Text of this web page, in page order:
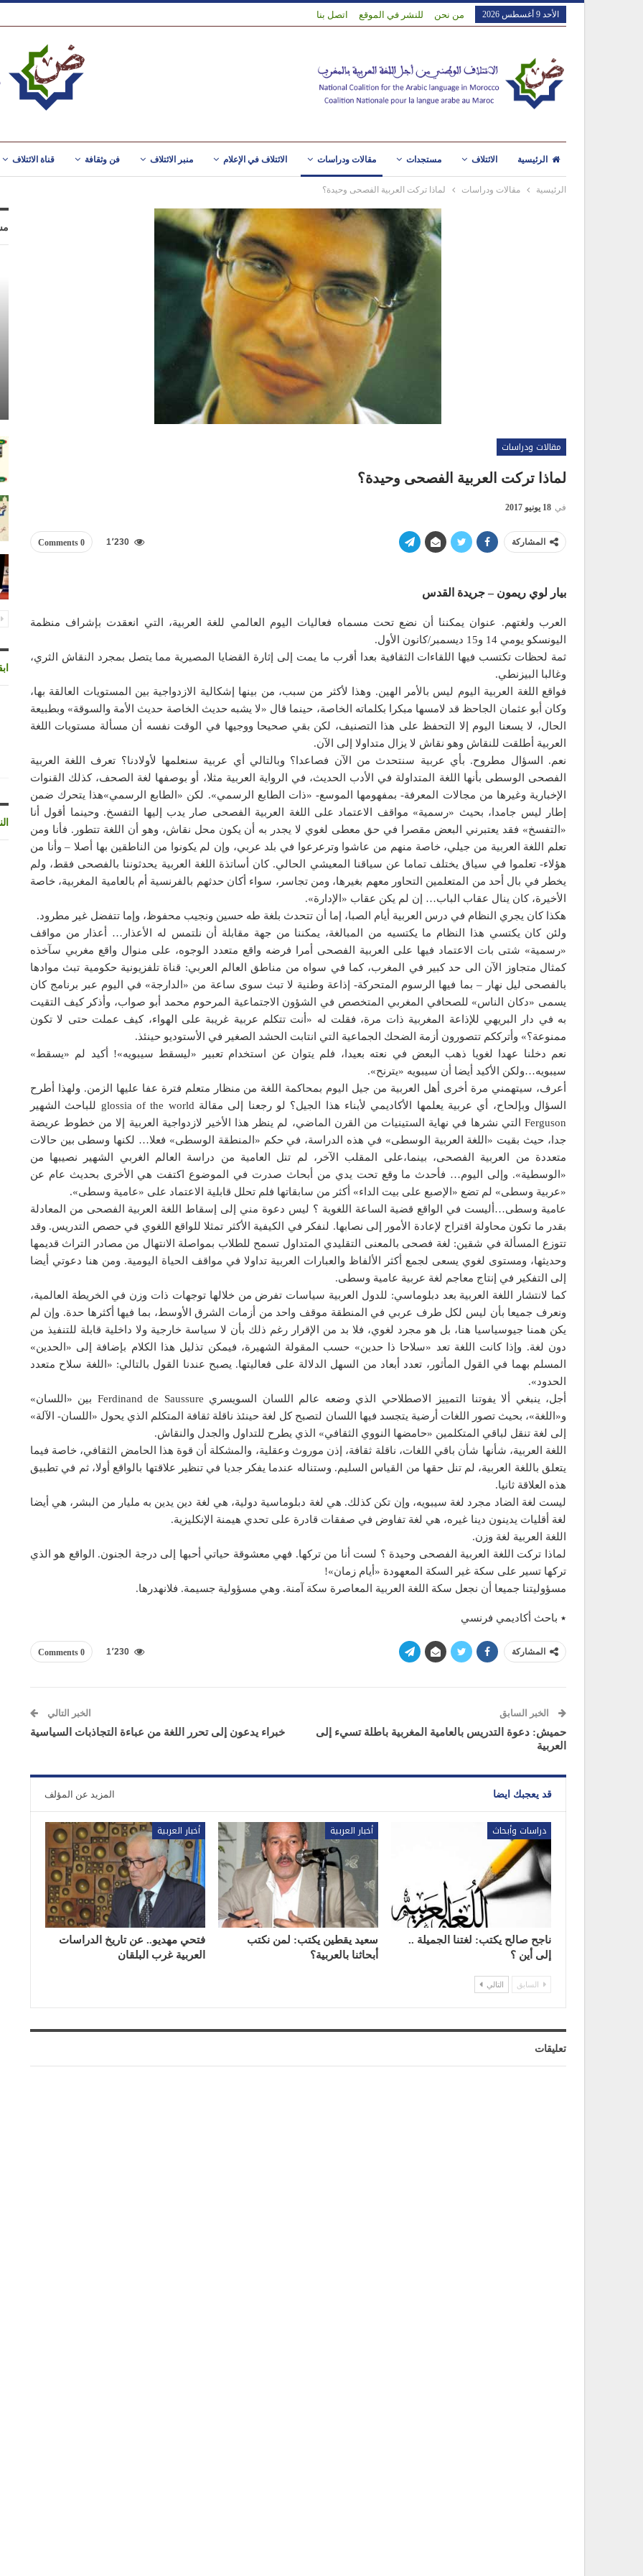
الأحد 9 أغسطس 2026 من نحن للنشر في الموقع اتصل بنا
الرئيسية الائتلاف مستجدات مقالات ودراسات الائتلاف في الإعلام منبر الائتلاف فن وثقافة قناة الائتلاف
الرئيسية مقالات ودراسات لماذا تركت العربية الفصحى وحيدة؟
مقالات ودراسات
لماذا تركت العربية الفصحى وحيدة؟
في 18 يونيو 2017
المشاركة 0 Comments 1٬230
بيار لوي ريمون – جريدة القدس
العرب ولغتهم. عنوان يمكننا أن نضع تحت مسماه فعاليات اليوم العالمي للغة العربية، التي انعقدت بإشراف منظمة
اليونسكو يومي 14 و15 ديسمبر/كانون الأول.
ثمة لحظات تكتسب فيها اللقاءات الثقافية بعدا أقرب ما يمت إلى إثارة القضايا المصيرية مما يتصل بمجرد النقاش الثري،
وغالبا البيزنطي.
فواقع اللغة العربية اليوم ليس بالأمر الهين. وهذا لأكثر من سبب، من بينها إشكالية الازدواجية بين المستويات العالقة بها،
وكان أبو عثمان الجاحظ قد لامسها مبكرا بكلماته الخاصة، حينما قال «لا يشبه حديث الخاصة حديث الأمة والسوقة» وبطبيعة
الحال، لا يسعنا اليوم إلا التحفظ على هذا التصنيف، لكن بقي صحيحا ووجيها في الوقت نفسه أن مسألة مستويات اللغة
العربية أطلقت للنقاش وهو نقاش لا يزال متداولا إلى الآن.
نعم. السؤال مطروح. بأي عربية سنتحدث من الآن فصاعدا؟ وبالتالي أي عربية سنعلمها لأولادنا؟ تعرف اللغة العربية
الفصحى الوسطى بأنها اللغة المتداولة في الأدب الحديث، في الرواية العربية مثلا، أو بوصفها لغة الصحف، كذلك القنوات
الإخبارية وغيرها من مجالات المعرفة- بمفهومها الموسع- «ذات الطابع الرسمي». لكن «الطابع الرسمي»هذا يتحرك ضمن
إطار ليس جامدا، بحيث «رسمية» مواقف الاعتماد على اللغة العربية الفصحى صار يدب إليها التفسخ. وحينما أقول أنا
«التفسخ» فقد يعتبرني البعض مقصرا في حق معطى لغوي لا يجدر به أن يكون محل نقاش، وهو أن اللغة تتطور. فأنا ومن
تعلم اللغة العربية من جيلي، خاصة منهم من عاشوا وترعرعوا في بلد عربي، وإن لم يكونوا من الناطقين بها أصلا – وأنا من
هؤلاء- تعلموا في سياق يختلف تماما عن سياقنا المعيشي الحالي. كان أساتذة اللغة العربية يحدثوننا بالفصحى فقط، ولم
يخطر في بال أحد من المتعلمين التحاور معهم بغيرها، ومن تجاسر، سواء أكان حدثهم بالفرنسية أم بالعامية المغربية، خاصة
الأخيرة، كان ينال عقاب الباب… إن لم يكن عقاب «الإدارة».
هكذا كان يجري النظام في درس العربية أيام الصبا، إما أن تتحدث بلغة طه حسين ونجيب محفوظ، وإما تتفضل غير مطرود.
ولئن كان يكتسي هذا النظام ما يكتسيه من المبالغة، يمكننا من جهة مقابلة أن نلتمس له الأعذار… أعذار من مواقف
«رسمية» شتى بات الاعتماد فيها على العربية الفصحى أمرا فرضه واقع متعدد الوجوه، على منوال واقع مغربي سآخذه
كمثال متجاوز الآن الى حد كبير في المغرب، كما في سواه من مناطق العالم العربي: قناة تلفزيونية حكومية تبث موادها
بالفصحى ليل نهار – بما فيها الرسوم المتحركة- إذاعة وطنية لا تبث سوى ساعة من «الدارجة» في اليوم عبر برنامج كان
يسمى «دكان الناس» للصحافي المغربي المتخصص في الشؤون الاجتماعية المرحوم محمد أبو صواب، وأذكر كيف التقيت
به في دار البريهي للإذاعة المغربية ذات مرة، فقلت له «أنت تتكلم عربية غريبة على الهواء، كيف عملت حتى لا تكون
ممنوعة؟» وأترككم تتصورون أزمة الضحك الجماعية التي انتابت الحشد الصغير في الأستوديو حينئذ.
نعم دخلنا عهدا لغويا ذهب البعض في نعته بعيدا، فلم يتوان عن استخدام تعبير «ليسقط سيبويه»! أكيد لم «يسقط»
سيبويه…ولكن الأكيد أيضا أن سيبويه «يترنح».
أعرف، سيتهمني مرة أخرى أهل العربية من جيل اليوم بمحاكمة اللغة من منظار متعلم فترة عفا عليها الزمن. ولهذا أطرح
السؤال وبإلحاح، أي عربية يعلمها الأكاديمي لأبناء هذا الجيل؟ لو رجعنا إلى مقالة glossia of the world للباحث الشهير
Ferguson التي نشرها في نهاية الستينيات من القرن الماضي، لم ينظر هذا الأخير لازدواجية العربية إلا من خطوط عريضة
جدا، حيث بقيت «اللغة العربية الوسطى» في هذه الدراسة، في حكم «المنطقة الوسطى» فعلا… لكنها وسطى بين حالات
متعددة من العربية الفصحى، بينما،على المقلب الآخر، لم تنل العامية من دراسة العالم الغربي الشهير نصيبها من
«الوسطية». وإلى اليوم… فأحدث ما وقع تحت يدي من أبحاث صدرت في الموضوع اكتفت هي الأخرى بحديث عام عن
«عربية وسطى» لم تضع «الإصبع على بيت الداء» أكثر من سابقاتها فلم تحلل قابلية الاعتماد على «عامية وسطى».
عامية وسطى…أليست في الواقع قضية الساعة اللغوية ؟ ليس دعوة مني إلى إسقاط اللغة العربية الفصحى من المعادلة
بقدر ما تكون محاولة اقتراح لإعادة الأمور إلى نصابها. لنفكر في الكيفية الأكثر تمثلا للواقع اللغوي في حصص التدريس. وقد
تتوزع المسألة في شقين: لغة فصحى بالمعنى التقليدي المتداول تسمح للطلاب بمواصلة الانتهال من مصادر التراث قديمها
وحديثها، ومستوى لغوي يسعى لجمع أكثر الألفاظ والعبارات العربية تداولا في مواقف الحياة اليومية. ومن هنا دعوتي أيضا
إلى التفكير في إنتاج معاجم لغة عربية عامية وسطى.
كما لانتشار اللغة العربية بعد دبلوماسي: للدول العربية سياسات تفرض من خلالها توجهات ذات وزن في الخريطة العالمية،
ونعرف جميعا بأن ليس لكل طرف عربي في المنطقة موقف واحد من أزمات الشرق الأوسط، بما فيها أكثرها حدة. وإن لم
يكن همنا جيوسياسيا هنا، بل هو مجرد لغوي، فلا بد من الإقرار رغم ذلك بأن لا سياسة خارجية ولا داخلية قابلة للتنفيذ من
دون لغة. وإذا كانت اللغة تعد «سلاحا ذا حدين» حسب المقولة الشهيرة، فيمكن تذليل هذا الكلام بإضافة إلى «الحدين»
المسلم بهما في القول المأثور، تعدد أبعاد من السهل الدلالة على فعاليتها. يصبح عندنا القول بالتالي: «اللغة سلاح متعدد
الحدود».
أجل، ينبغي ألا يفوتنا التمييز الاصطلاحي الذي وضعه عالم اللسان السويسري Ferdinand de Saussure بين «اللسان»
و«اللغة»، بحيث تصور اللغات أرضية يتجسد فيها اللسان لتصبح كل لغة حينئذ ناقلة ثقافة المتكلم الذي يحول «اللسان- الآلة»
إلى لغة تنقل لباقي المتكلمين «حامضها النووي الثقافي» الذي يطرح للتداول والجدل والنقاش.
اللغة العربية، شأنها شأن باقي اللغات، ناقلة ثقافة، إذن موروث وعقلية، والمشكلة أن قوة هذا الحامض الثقافي، خاصة فيما
يتعلق باللغة العربية، لم تنل حقها من القياس السليم. وستناله عندما يفكر جديا في تنظير علاقتها بالواقع أولا، ثم في تطبيق
هذه العلاقة ثانيا.
ليست لغة الضاد مجرد لغة سيبويه، وإن تكن كذلك. هي لغة دبلوماسية دولية، هي لغة دين يدين به مليار من البشر، هي أيضا
لغة أقليات يدينون دينا غيره، هي لغة تفاوض في صفقات قادرة على تحدي هيمنة الإنكليزية.
اللغة العربية لغة وزن.
لماذا تركت اللغة العربية الفصحى وحيدة ؟ لست أنا من تركها. فهي معشوقة حياتي أحبها إلى درجة الجنون. الواقع هو الذي
تركها تسير على سكة غير السكة المعهودة «أيام زمان»!
مسؤوليتنا جميعا أن نجعل سكة اللغة العربية المعاصرة سكة آمنة. وهي مسؤولية جسيمة. فلانهدرها.
٭ باحث أكاديمي فرنسي
المشاركة 0 Comments 1٬230
الخبر السابق
حميش: دعوة التدريس بالعامية المغربية باطلة تسيء إلى
العربية
الخبر التالي
خبراء يدعون إلى تحرر اللغة من عباءة التجاذبات السياسية
قد يعجبك ايضا المزيد عن المؤلف
دراسات وأبحاث
ناجح صالح يكتب: لغتنا الجميلة ..
إلى أين ؟
أخبار العربية
سعيد يقطين يكتب: لمن نكتب
أبحاثنا بالعربية؟
أخبار العربية
فتحي مهديو.. عن تاريخ الدراسات
العربية غرب البلقان
السابق التالي
تعليقات